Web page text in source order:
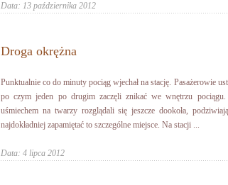
Data: 13 października 2012
Droga okrężna
Punktualnie co do minuty pociąg wjechał na stację. Pasażerowie
po czym jeden po drugim zaczęli znikać we wnętrzu
uśmiechem na twarzy rozglądali się jeszcze dookoła,
najdokładniej zapamiętać to szczególne miejsce. Na stacji ...
Data: 4 lipca 2012